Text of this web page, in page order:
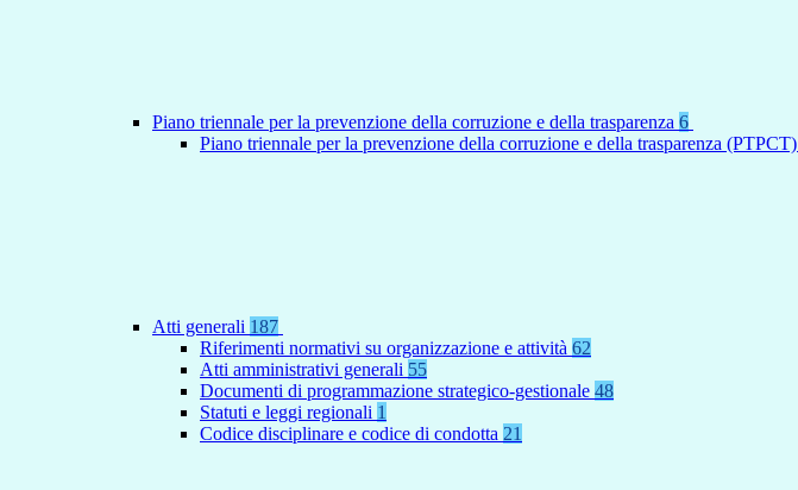
Piano triennale per la prevenzione della corruzione e della trasparenza 6
Piano triennale per la prevenzione della corruzione e della trasparenza (PTPCT)
Atti generali 187
Riferimenti normativi su organizzazione e attività 62
Atti amministrativi generali 55
Documenti di programmazione strategico-gestionale 48
Statuti e leggi regionali 1
Codice disciplinare e codice di condotta 21